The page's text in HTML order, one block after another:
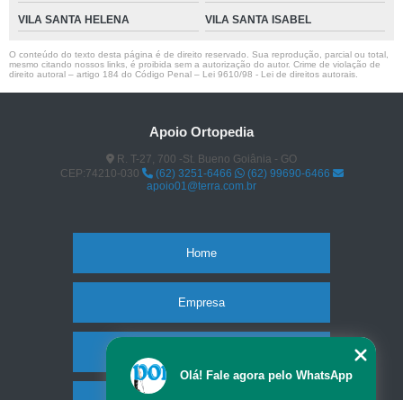
VILA SANTA HELENA VILA SANTA ISABEL
O conteúdo do texto desta página é de direito reservado. Sua reprodução, parcial ou total,
mesmo citando nossos links, é proibida sem a autorização do autor. Crime de violação de
direito autoral – artigo 184 do Código Penal – Lei 9610/98 - Lei de direitos autorais
Apoio Ortopedia
R. T-27, 700 -St. Bueno Goiânia - GO
CEP:74210-030
(62) 3251-6466
(62) 99690-6466
apoio01@terra.com.br
Home
Empresa
Olá! Fale agora pelo WhatsApp